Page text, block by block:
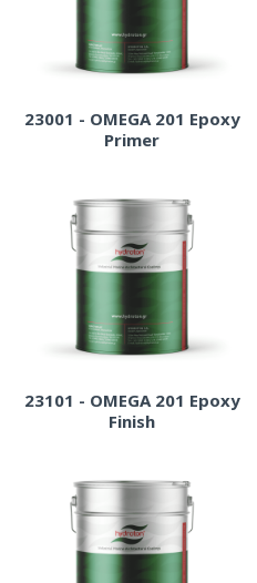
23001 - OMEGA 201 Epoxy
Primer
23101 - OMEGA 201 Epoxy
Finish